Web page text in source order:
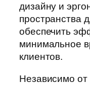
дизайну и
пространства
обеспечить
минимальное
клиентов.
Независимо